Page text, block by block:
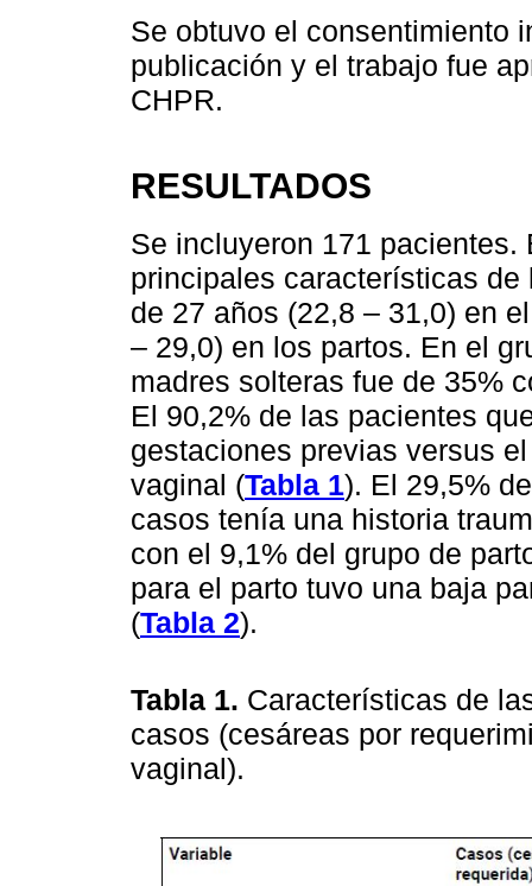
Se obtuvo el consentimiento
publicación y el trabajo fue
CHPR.
RESULTADOS
Se incluyeron 171
principales características
de 27 años (22,8 – 31,0) en
– 29,0) en los partos. En el
madres solteras fue de 35%
El 90,2% de las pacientes
gestaciones previas versus
vaginal (Tabla 1). El 29,5%
casos tenía una historia
con el 9,1% del grupo de
para el parto tuvo una baja
(Tabla 2).
Tabla 1. Características de
casos (cesáreas por
vaginal).